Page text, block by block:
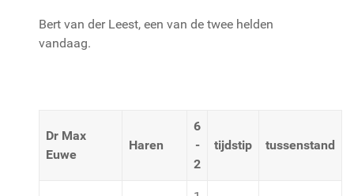
Bert van der Leest, een van de twee helden
vandaag.
Dr Max
Euwe
Haren
6
-
2
tijdstip tussenstand